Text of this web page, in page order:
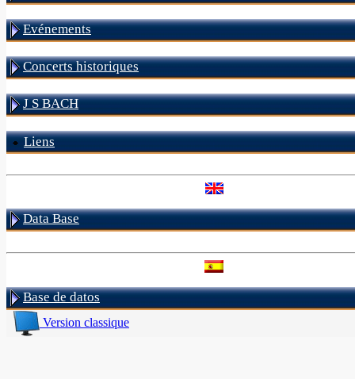
Evénements
Concerts historiques
J S BACH
Liens
Data Base
Base de datos
Version classique